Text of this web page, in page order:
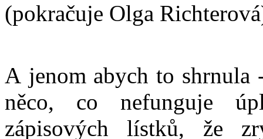
(pokračuje Olga
A jenom abych to shrnula
něco, co nefunguje
zápisových lístků, že